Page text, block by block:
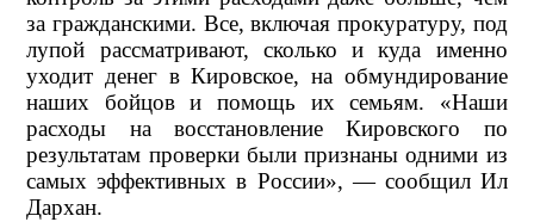
за гражданскими. Все, включая прокуратуру, под
лупой рассматривают, сколько и куда именно
уходит денег в Кировское, на обмундирование
наших бойцов и помощь их семьям. «Наши
расходы на восстановление Кировского по
результатам проверки были признаны одними из
самых эффективных в России», — сообщил Ил
Дархан.